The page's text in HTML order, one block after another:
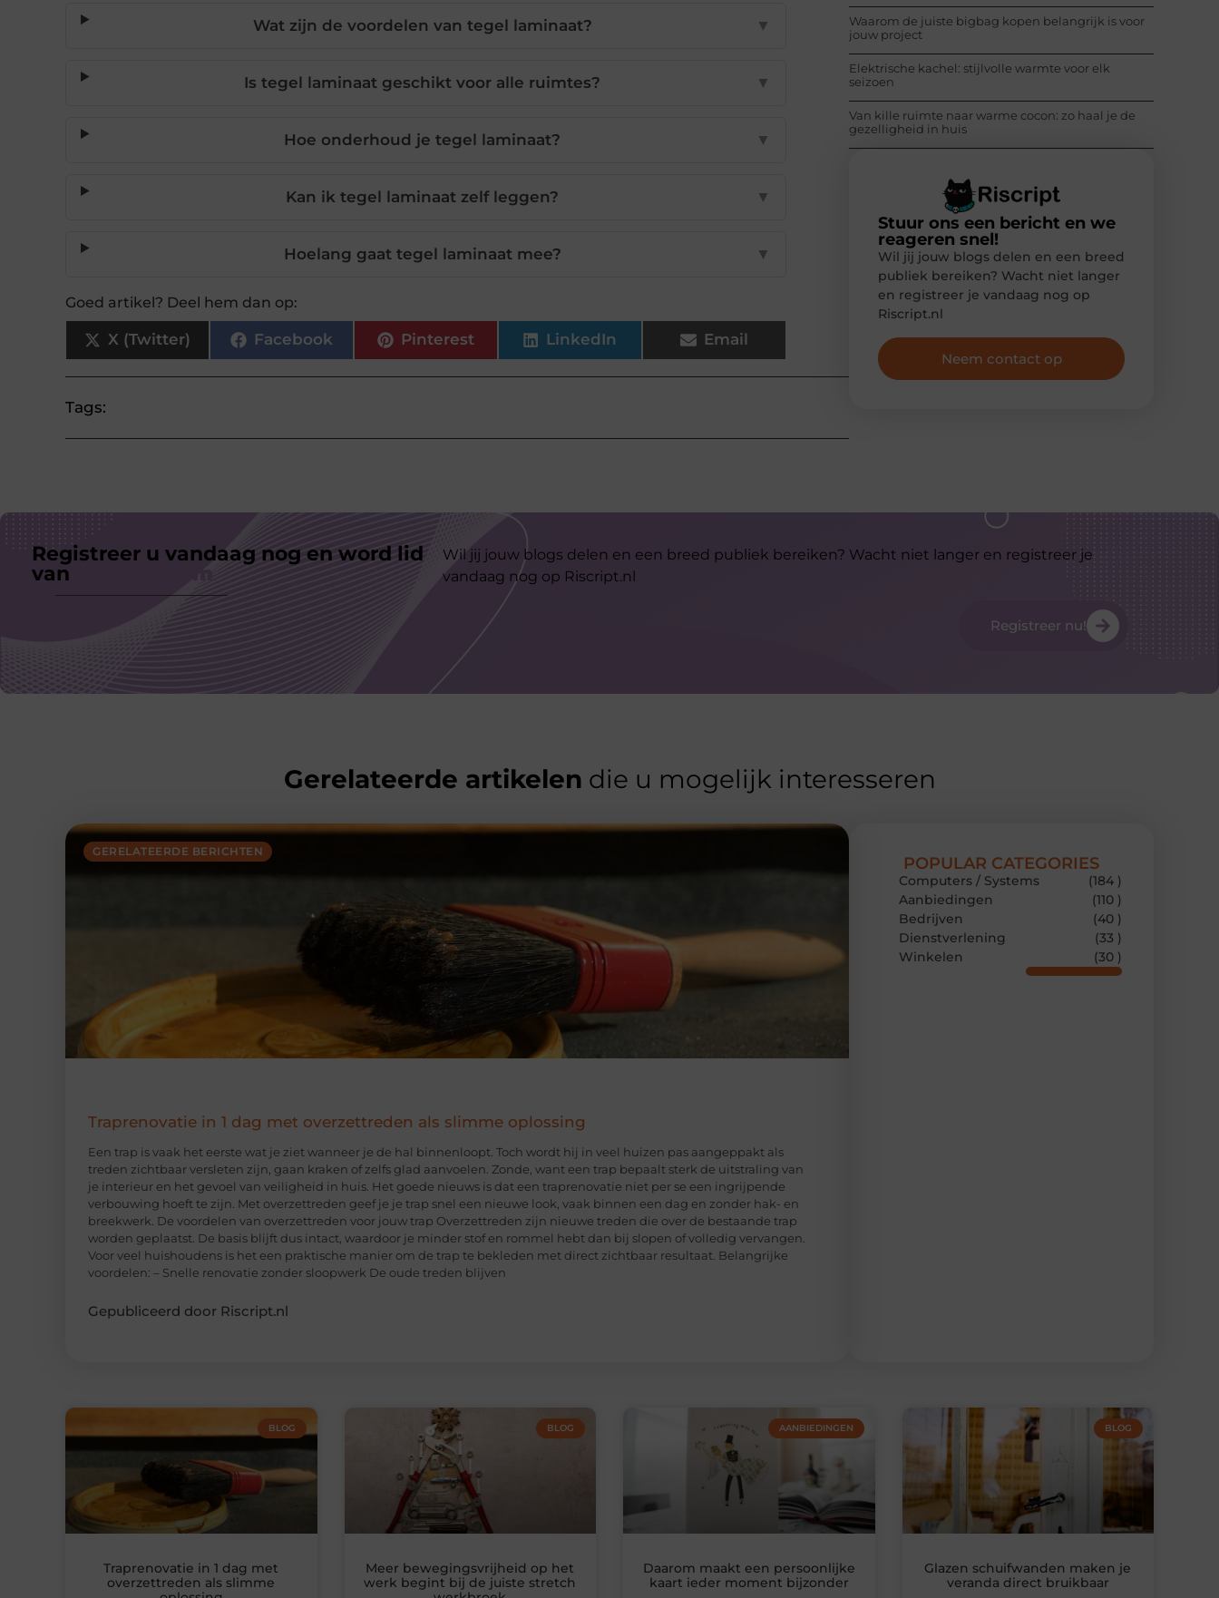
Wat zijn de voordelen van tegel laminaat? ▼
Is tegel laminaat geschikt voor alle ruimtes? ▼
Hoe onderhoud je tegel laminaat? ▼
Kan ik tegel laminaat zelf leggen? ▼
Hoelang gaat tegel laminaat mee? ▼
Goed artikel? Deel hem dan op:
X (Twitter) Facebook Pinterest LinkedIn Email
Tags:
Waarom de juiste bigbag kopen belangrijk is voor
jouw project
Elektrische kachel: stijlvolle warmte voor elk
seizoen
Van kille ruimte naar warme cocon: zo haal je de
gezelligheid in huis
Stuur ons een bericht en we
reageren snel!
Wil jij jouw blogs delen en een breed
publiek bereiken? Wacht niet langer
en registreer je vandaag nog op
Riscript.nl
Neem contact op
Registreer u vandaag nog en word lid
van
Wil jij jouw blogs delen en een breed publiek bereiken? Wacht niet langer en registreer je
vandaag nog op Riscript.nl
Registreer nu!
Gerelateerde artikelen die u mogelijk interesseren
GERELATEERDE BERICHTEN
Traprenovatie in 1 dag met overzettreden als slimme oplossing
Een trap is vaak het eerste wat je ziet wanneer je de hal binnenloopt. Toch wordt hij in veel huizen pas aangeppakt als
treden zichtbaar versleten zijn, gaan kraken of zelfs glad aanvoelen. Zonde, want een trap bepaalt sterk de uitstraling van
je interieur en het gevoel van veiligheid in huis. Het goede nieuws is dat een traprenovatie niet per se een ingrijpende
verbouwing hoeft te zijn. Met overzettreden geef je je trap snel een nieuwe look, vaak binnen een dag en zonder hak- en
breekwerk. De voordelen van overzettreden voor jouw trap Overzettreden zijn nieuwe treden die over de bestaande trap
worden geplaatst. De basis blijft dus intact, waardoor je minder stof en rommel hebt dan bij slopen of volledig vervangen.
Voor veel huishoudens is het een praktische manier om de trap te bekleden met direct zichtbaar resultaat. Belangrijke
voordelen: – Snelle renovatie zonder sloopwerk De oude treden blijven
Gepubliceerd door Riscript.nl
POPULAR CATEGORIES
Computers / Systems
(184 )
Aanbiedingen
(110 )
Bedrijven
(40 )
Dienstverlening
(33 )
Winkelen
(30 )
BLOG
Traprenovatie in 1 dag met
overzettreden als slimme
BLOG
Meer bewegingsvrijheid op het
werk begint bij de juiste stretch
AANBIEDINGEN
Daarom maakt een persoonlijke
kaart ieder moment bijzonder
BLOG
Glazen schuifwanden maken je
veranda direct bruikbaar